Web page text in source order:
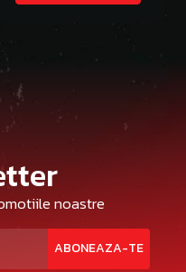
noastre